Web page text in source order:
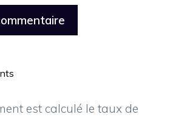
est calculé le taux de